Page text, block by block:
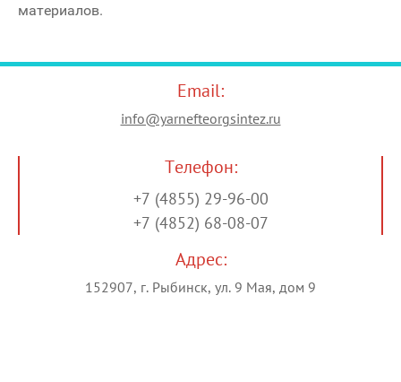
материалов.
Email:
info@yarnefteorgsintez.ru
Телефон:
+7 (4855) 29-96-00
+7 (4852) 68-08-07
Адрес:
152907, г. Рыбинск, ул. 9 Мая, дом 9